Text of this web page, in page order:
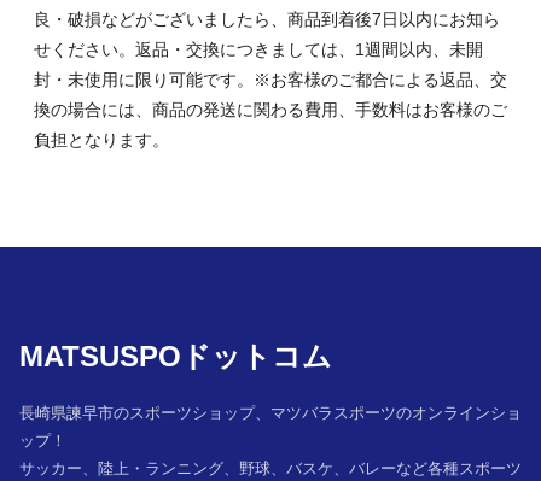
良・破損などがございましたら、商品到着後7日以内にお知ら
せください。返品・交換につきましては、1週間以内、未開
封・未使用に限り可能です。※お客様のご都合による返品、交
換の場合には、商品の発送に関わる費用、手数料はお客様のご
負担となります。
MATSUSPOドットコム
長崎県諫早市のスポーツショップ、マツバラスポーツのオンラインショ
ップ！
サッカー、陸上・ランニング、野球、バスケ、バレーなど各種スポーツ